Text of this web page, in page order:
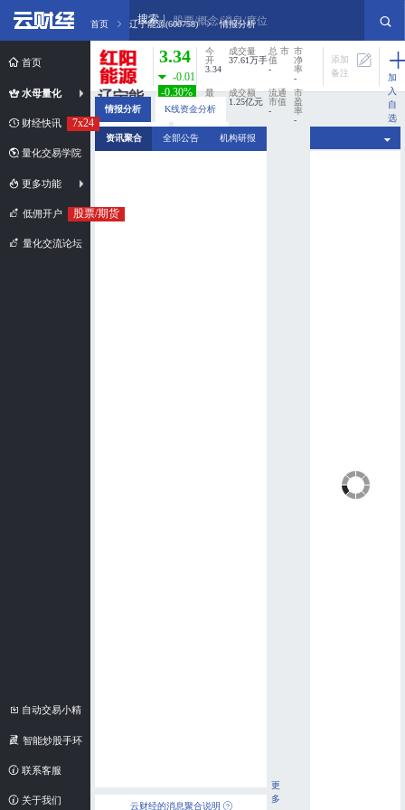
首页
水母量化
财经快讯 7x24
量化交易学院
更多功能
低佣开户 股票/期货
量化交流论坛
自动交易小精
灵 智能炒股手环
联系客服
关于我们
首页 辽宁能源(600758) 情报分析
搜索 股票/概念/消息/席位
辽宁能
源
600758
3.34
-0.01
-0.30%
今
开
3.34
成交量
37.61万手
总 市
值
-
市
净
率
-
最
3.37
成交额
1.25亿元
流通
市值
-
市
盈
率
-
3.29
换手率
0%
添加
备注
加
入
自
选
情报分析 K线资金分析
分时资金分析 新闻扫描
资讯聚合 全部公告 机构研报
云财经的消息聚合说明
更
多